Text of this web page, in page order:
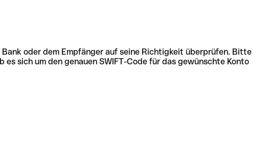
oder dem Empfänger auf seine Richtigkeit überprüfen. Bitte
sich um den genauen SWIFT-Code für das gewünschte Konto